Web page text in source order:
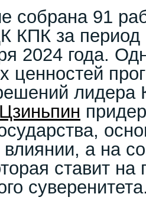
собрана 91
КПК за
2024 года.
ценностей
лидера
а на
ставит